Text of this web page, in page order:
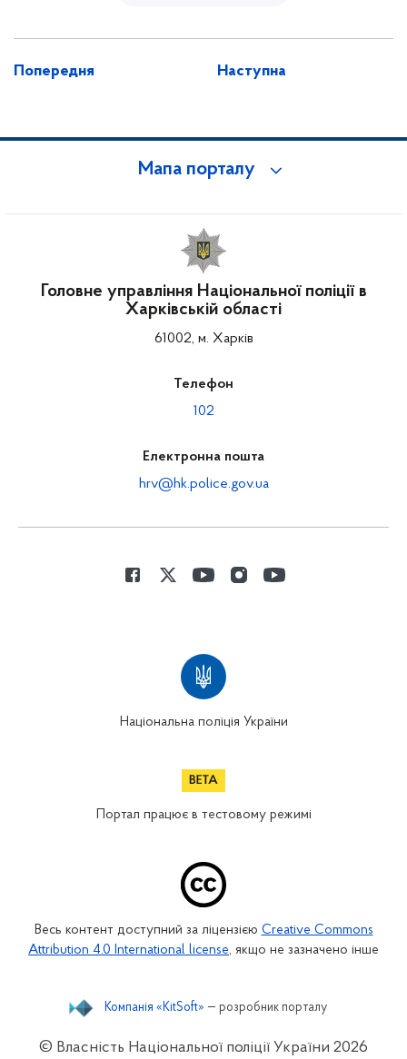
Попередня Наступна
Мапа порталу
Головне управління Національної поліції в
Харківській області
61002, м. Харків
Телефон
102
Електронна пошта
hrv@hk.police.gov.ua
Національна поліція України
Портал працює в тестовому режимі
Весь контент доступний за ліцензією Creative Commons
Attribution 4.0 International license, якщо не зазначено інше
© Власність Національної поліції України 2026
Компанія «KitSoft» — розробник порталу